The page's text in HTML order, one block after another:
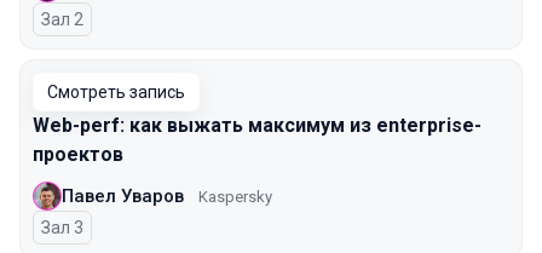
Зал 2
Смотреть запись
Web-perf: как выжать максимум из enterprise-
проектов
Павел Уваров Kaspersky
Зал 3